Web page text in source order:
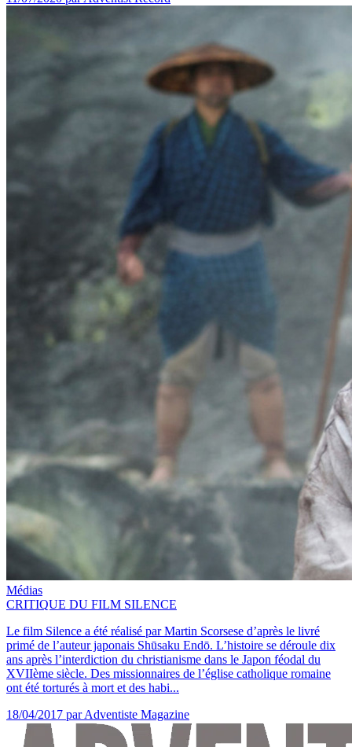
Médias
CRITIQUE DU FILM SILENCE
Le film Silence a été réalisé par Martin Scorsese d’après le livré
primé de l’auteur japonais Shūsaku Endō. L’histoire se déroule dix
ans après l’interdiction du christianisme dans le Japon féodal du
XVIIème siècle. Des missionnaires de l’église catholique romaine
ont été torturés à mort et des habi...
18/04/2017 par Adventiste Magazine